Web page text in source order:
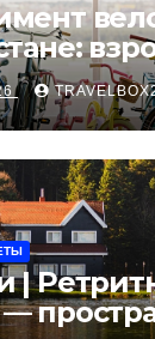
и
ценовые
и
|